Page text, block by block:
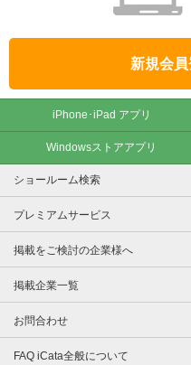
新規会員
iPhone･iPad アプリ
Windowsストアアプリ
ショールーム検索
プレミアムサービス
掲載をご検討の企業様へ
掲載企業一覧
お問合わせ
FAQ iCata全般について